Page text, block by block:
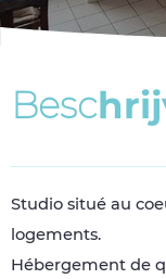
Beschrij
Studio situé au
logements.
Hébergement de